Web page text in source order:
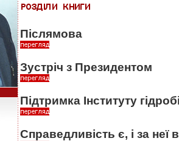
Післямова
Зустріч з Президентом
Підтримка Інституту
Справедливість є, і за неї